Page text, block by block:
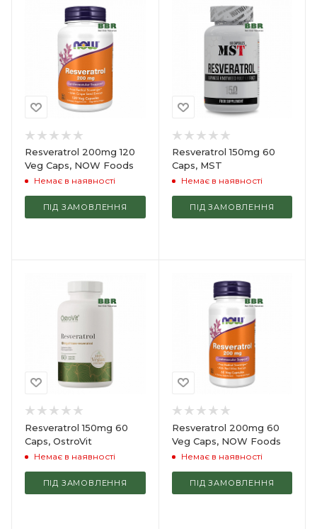
Resveratrol 200mg 120
Veg Caps, NOW Foods
Немає в наявності
ПІД ЗАМОВЛЕННЯ
Resveratrol 150mg 60
Caps, MST
Немає в наявності
ПІД ЗАМОВЛЕННЯ
Resveratrol 150mg 60
Caps, OstroVit
Немає в наявності
ПІД ЗАМОВЛЕННЯ
Resveratrol 200mg 60
Veg Caps, NOW Foods
Немає в наявності
ПІД ЗАМОВЛЕННЯ